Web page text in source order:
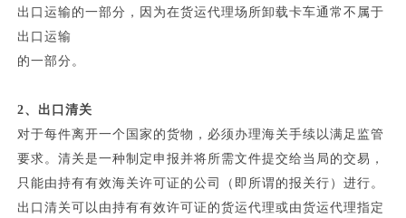
出口运输的一部分，因为在货运代理场所卸载卡车通常不属于
出口运输
的一部分。
2、 出口清关
对于每件离开一个国家的货物，必须办理海关手续以满足监管
要求。清关是一种制定申报并将所需文件提交给当局的交易，
只能由持有有效海关许可证的公司（即所谓的报关行）进行。
出口清关可以由持有有效许可证的货运代理或由货运代理指定